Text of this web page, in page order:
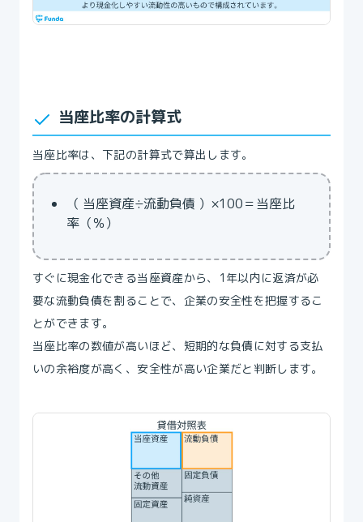
当座比率の計算式
当座比率は、下記の計算式で算出します。
（ 当座資産÷流動負債 ）×100＝当座比
率（％）
すぐに現金化できる当座資産から、1年以内に返済が必
要な流動負債を割ることで、企業の安全性を把握するこ
とができます。
当座比率の数値が高いほど、短期的な負債に対する支払
いの余裕度が高く、安全性が高い企業だと判断します。